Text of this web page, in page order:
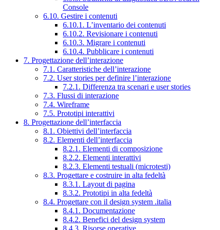
Console
6.10. Gestire i contenuti
6.10.1. L’inventario dei contenuti
6.10.2. Revisionare i contenuti
6.10.3. Migrare i contenuti
6.10.4. Pubblicare i contenuti
7. Progettazione dell’interazione
7.1. Caratteristiche dell’interazione
7.2. User stories per definire l’interazione
7.2.1. Differenza tra scenari e user stories
7.3. Flussi di interazione
7.4. Wireframe
7.5. Prototipi interattivi
8. Progettazione dell’interfaccia
8.1. Obiettivi dell’interfaccia
8.2. Elementi dell’interfaccia
8.2.1. Elementi di composizione
8.2.2. Elementi interattivi
8.2.3. Elementi testuali (microtesti)
8.3. Progettare e costruire in alta fedeltà
8.3.1. Layout di pagina
8.3.2. Prototipi in alta fedeltà
8.4. Progettare con il design system .italia
8.4.1. Documentazione
8.4.2. Benefici del design system
8.4.3. Risorse operative